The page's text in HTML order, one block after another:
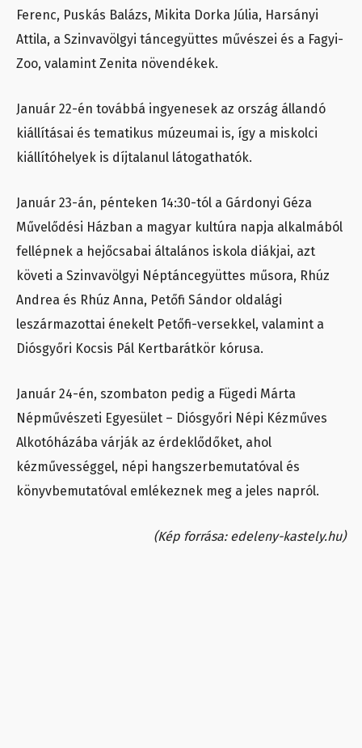
Ferenc, Puskás Balázs, Mikita Dorka Júlia, Harsányi
Attila, a Szinvavölgyi táncegyüttes művészei és a Fagyi-
Zoo, valamint Zenita növendékek.
Január 22-én továbbá ingyenesek az ország állandó
kiállításai és tematikus múzeumai is, így a miskolci
kiállítóhelyek is díjtalanul látogathatók.
Január 23-án, pénteken 14:30-tól a Gárdonyi Géza
Művelődési Házban a magyar kultúra napja alkalmából
fellépnek a hejőcsabai általános iskola diákjai, azt
követi a Szinvavölgyi Néptáncegyüttes műsora, Rhúz
Andrea és Rhúz Anna, Petőfi Sándor oldalági
leszármazottai énekelt Petőfi-versekkel, valamint a
Diósgyőri Kocsis Pál Kertbarátkör kórusa.
Január 24-én, szombaton pedig a Fügedi Márta
Népművészeti Egyesület – Diósgyőri Népi Kézműves
Alkotóházába várják az érdeklődőket, ahol
kézművességgel, népi hangszerbemutatóval és
könyvbemutatóval emlékeznek meg a jeles napról.
(Kép forrása: edeleny-kastely.hu)